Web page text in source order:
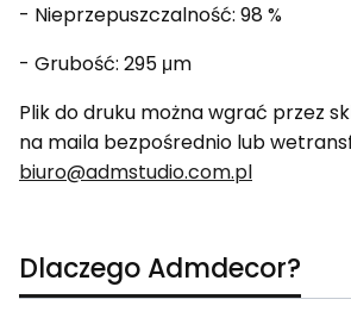
- Nieprzepuszczalność: 98 %
- Grubość: 295 μm
Plik do druku można wgrać przez
na maila bezpośrednio lub
biuro@admstudio.com.pl
Dlaczego Admdecor?